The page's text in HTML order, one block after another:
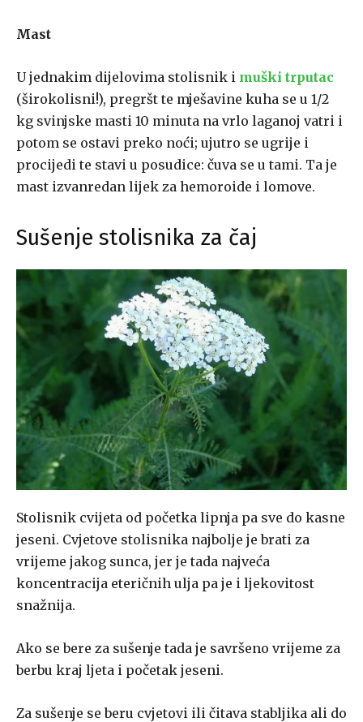
Mast
U jednakim dijelovima stolisnik i muški trputac
(širokolisni!), pregršt te mješavine kuha se u 1/2
kg svinjske masti 10 minuta na vrlo laganoj vatri i
potom se ostavi preko noći; ujutro se ugrije i
procijedi te stavi u posudice: čuva se u tami. Ta je
mast izvanredan lijek za hemoroide i lomove.
Sušenje stolisnika za čaj
Stolisnik cvijeta od početka lipnja pa sve do kasne
jeseni. Cvjetove stolisnika najbolje je brati za
vrijeme jakog sunca, jer je tada najveća
koncentracija eteričnih ulja pa je i ljekovitost
snažnija.
Ako se bere za sušenje tada je savršeno vrijeme za
berbu kraj ljeta i početak jeseni.
Za sušenje se beru cvjetovi ili čitava stabljika ali do